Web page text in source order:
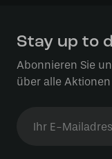
Stay up to
Abonnieren Sie
über alle